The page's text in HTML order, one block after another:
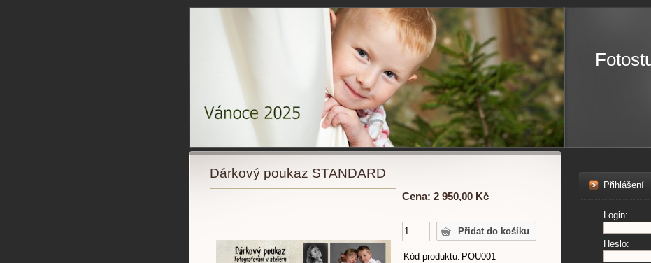
Dárkový poukaz STANDARD
Cena: 2 950,00 Kč
Kód produktu: POU001
Přihlášení
Login:
Heslo: